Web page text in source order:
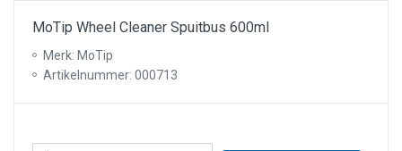
MoTip Wheel Cleaner Spuitbus 600ml
Merk: MoTip
Artikelnummer: 000713